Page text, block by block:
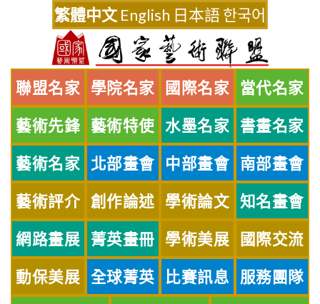
繁體中文 English 日本語한국어
聯盟名家 學院名家 國際名家 當代名家
藝術先鋒 藝術特使 水墨名家 書畫名家
藝術名家 北部畫會 中部畫會 南部畫會
藝術評介 創作論述 學術論文 知名畫會
網路畫展 菁英畫冊 學術美展 國際交流
動保美展 全球菁英 比賽訊息 服務團隊